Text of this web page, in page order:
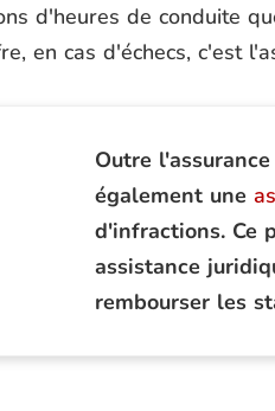
d'heures de conduite
en cas d'échecs, c'est
Outre
également une
d'infractions. Ce
assistance
rembourser les